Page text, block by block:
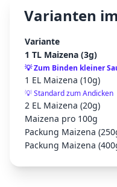
Varianten
Variante
1 TL Maizena (3g)
💡Zum Binden kleiner
1 EL Maizena (10g)
💡Standard zum Andicken
2 EL Maizena (20g)
Maizena pro 100g
Packung Maizena
Packung Maizena